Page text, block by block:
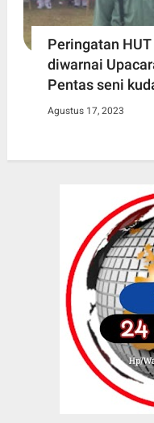
Peringatan
diwarnai
Pentas seni
Agustus 17, 2023